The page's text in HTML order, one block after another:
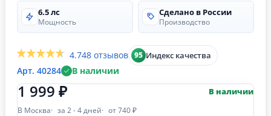
6.5 лс
Мощность
Сделано в России
Производство
4.748 отзывов 95 Индекс качества
Арт. 40284 В наличии
1 999 ₽ В наличии
В Москва за 2 - 4 дней от 740 ₽